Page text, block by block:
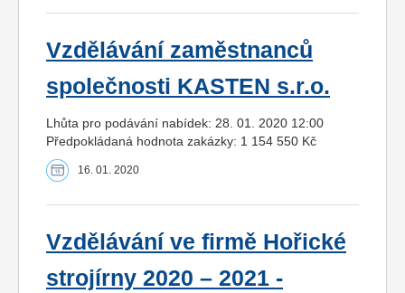
Vzdělávání zaměstnanců
společnosti KASTEN s.r.o.
Lhůta pro podávání nabídek: 28. 01. 2020 12:00
Předpokládaná hodnota zakázky: 1 154 550 Kč
16. 01. 2020
Vzdělávání ve firmě Hořické
strojírny 2020 – 2021 -